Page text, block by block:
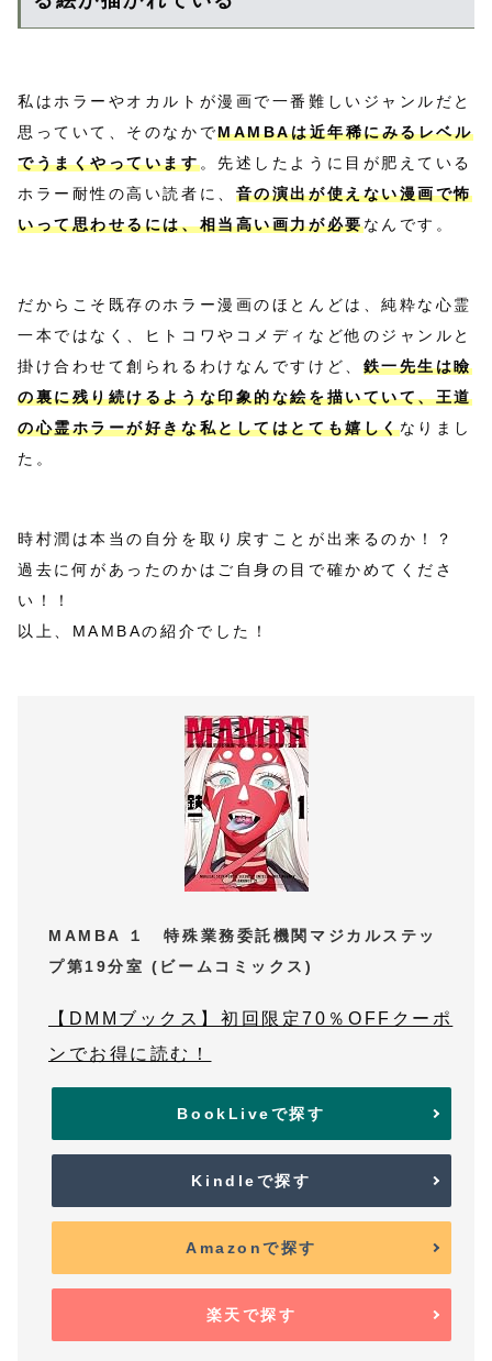
私はホラーやオカルトが漫画で一番難しいジャンルだと
思っていて、そのなかでMAMBAは近年稀にみるレベル
でうまくやっています。先述したように目が肥えている
ホラー耐性の高い読者に、 音の演出が使えない漫画で怖
いって思わせるには、相当高い画力が必要なんです。
だからこそ既存のホラー漫画のほとんどは、純粋な心霊
一本ではなく、ヒトコワやコメディなど他のジャンルと
掛け合わせて創られるわけなんですけど、 鉄一先生は瞼
の裏に残り続けるような印象的な絵を描いていて、王道
の心霊ホラーが好きな私としてはとても嬉しくなりまし
た。
時村潤は本当の自分を取り戻すことが出来るのか！？
過去に何があったのかはご自身の目で確かめてくださ
い！！
以上、MAMBAの紹介でした！
MAMBA １ 特殊業務委託機関マジカルステッ
プ第19分室 (ビームコミックス)
【DMMブックス】初回限定70％OFFクーポ
ンでお得に読む！
BookLiveで探す
Kindleで探す
Amazonで探す
楽天で探す